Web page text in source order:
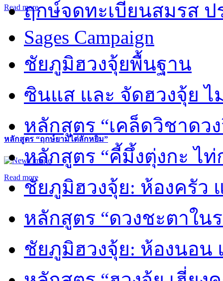
Read more
หลักสูตร “ฤกษ์ยามไต่ลักหยิ่ม”
Read more
ฤกษ์จดทะเบียนสมรส ป
Sages Campaign
ชัยภูมิฮวงจุ้ยพื้นฐาน
ซินแส และ จัดฮวงจุ้ย ไ
หลักสูตร “เคล็ดวิชาดว
หลักสูตร “คี้มึ้งตุ่งกะ ไ
ชัยภูมิฮวงจุ้ย: ห้องครัว
หลักสูตร “ดวงชะตาใน
ชัยภูมิฮวงจุ้ย: ห้องนอน